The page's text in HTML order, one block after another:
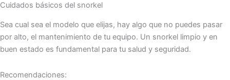
Cuidados básicos del snorkel
Sea cual sea el modelo que elijas, hay algo que no puedes pasar
por alto, el mantenimiento de tu equipo. Un snorkel limpio y en
buen estado es fundamental para tu salud y seguridad.
Recomendaciones: